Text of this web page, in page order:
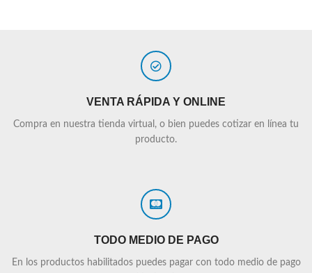
VENTA RÁPIDA Y ONLINE
Compra en nuestra tienda virtual, o bien puedes cotizar en línea tu
producto.
TODO MEDIO DE PAGO
En los productos habilitados puedes pagar con todo medio de pago